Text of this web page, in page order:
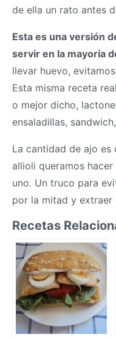
de ella un rato antes
Esta es una versión
servir en la mayoría
llevar huevo,
Esta misma receta
o mejor dicho,
ensaladillas,
La cantidad de ajo es
allioli queramos
uno. Un truco para
por la mitad y extraer
Recetas